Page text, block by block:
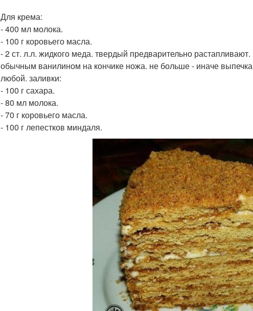
Для крема:
- 400 мл молока.
- 100 г коровьего масла.
- 2 ст. л.л. жидкого меда. твердый предварительно
обычным ванилином на кончике ножа. не больше - иначе выпечка
любой. заливки:
- 100 г сахара.
- 80 мл молока.
- 70 г коровьего масла.
- 100 г лепестков миндаля.